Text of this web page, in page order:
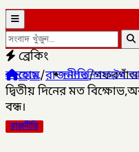
ব্রেকিং
আদিতমারী থানা
হোম/রাজনীতি/
দ্বিতীয় দিনের মত
বন্ধ।
রাজনীতি